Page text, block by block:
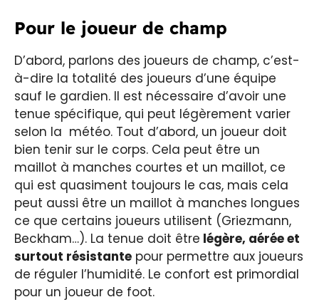
Pour le joueur de champ
D’abord, parlons des joueurs de champ, c’est-
à-dire la totalité des joueurs d’une équipe
sauf le gardien. Il est nécessaire d’avoir une
tenue spécifique, qui peut légèrement varier
selon la météo. Tout d’abord, un joueur doit
bien tenir sur le corps. Cela peut être un
maillot à manches courtes et un maillot, ce
qui est quasiment toujours le cas, mais cela
peut aussi être un maillot à manches longues
ce que certains joueurs utilisent (Griezmann,
Beckham…). La tenue doit être légère, aérée et
surtout résistante pour permettre aux joueurs
de réguler l’humidité. Le confort est primordial
pour un joueur de foot.